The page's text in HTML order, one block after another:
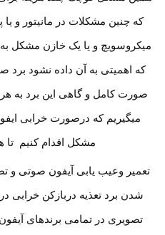
که چنین مشکلات در مانیتور و
میکروسویچ و یا یک خازن
که اهمیتی به آن داده نشود برد
صورت کامل و گاهی این برد به
میگیریم که درصورت خرابی
مشکل اقدام کنیم تا
تعمیر وعیب یابی آیفون صوتی و
شدن برد تعذیه دربازکن خرابی
تصویری در تمامی برندهای